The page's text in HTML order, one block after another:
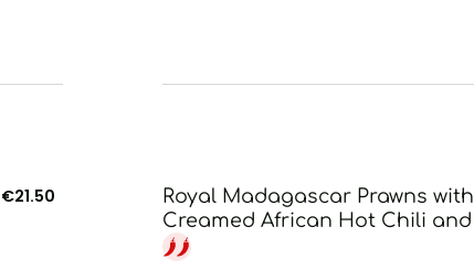
€21.50
Royal Madagascar Prawns
Creamed African Hot Chili